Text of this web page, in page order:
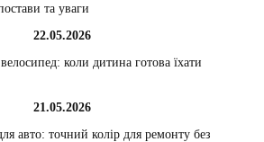
та уваги
22.05.2026
коли дитина готова їхати
21.05.2026
авто: точний колір для ремонту без